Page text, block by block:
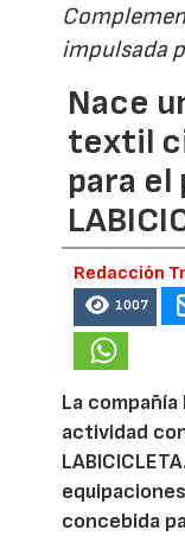
impulsada
Nace
textil
para
Redacción
1007
La compañía
actividad
concebida